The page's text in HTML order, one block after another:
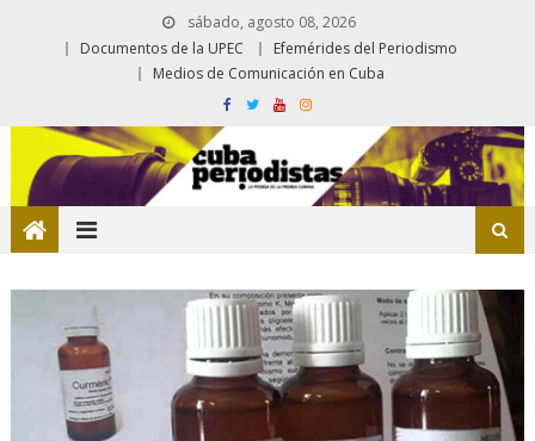
sábado, agosto 08, 2026
Documentos de la UPEC
Efemérides del Periodismo
Medios de Comunicación en Cuba